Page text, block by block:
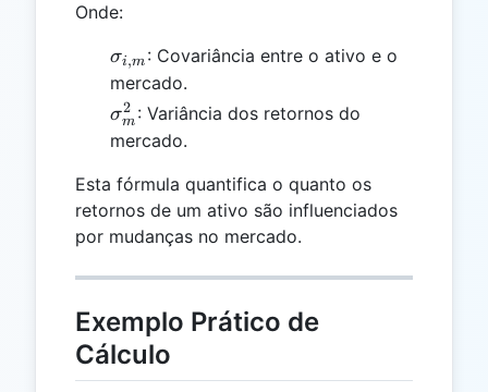
Onde:
\sigma_{i,m}
σi,m : Covariância entre o ativo e o
mercado.
\sigma_m^2
σm
2 : Variância dos retornos do
mercado.
Esta fórmula quantifica o quanto os
retornos de um ativo são influenciados
por mudanças no mercado.
Exemplo Prático de
Cálculo